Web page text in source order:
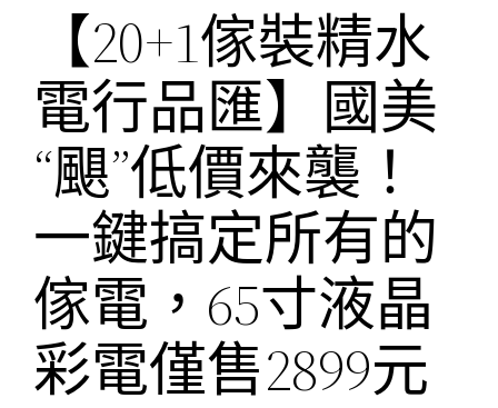
【20+1傢裝精水
電行品匯】國美
“颶”低價來襲！
一鍵搞定所有的
傢電，65寸液晶
彩電僅售2899元